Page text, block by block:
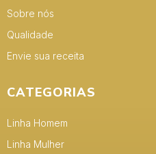
Sobre nós
Qualidade
Envie sua receita
CATEGORIAS
Linha Homem
Linha Mulher